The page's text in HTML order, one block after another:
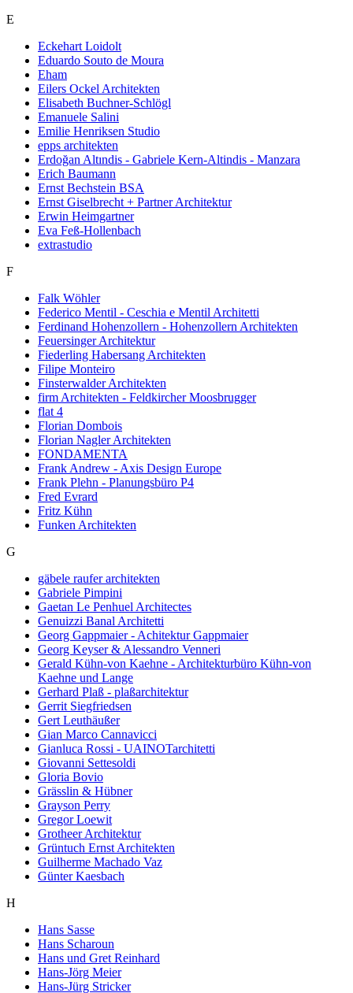
E
Eckehart Loidolt
Eduardo Souto de Moura
Eham
Eilers Ockel Architekten
Elisabeth Buchner-Schlögl
Emanuele Salini
Emilie Henriksen Studio
epps architekten
Erdoğan Altındis - Gabriele Kern-Altindis - Manzara
Erich Baumann
Ernst Bechstein BSA
Ernst Giselbrecht + Partner Architektur
Erwin Heimgartner
Eva Feß-Hollenbach
extrastudio
F
Falk Wöhler
Federico Mentil - Ceschia e Mentil Architetti
Ferdinand Hohenzollern - Hohenzollern Architekten
Feuersinger Architektur
Fiederling Habersang Architekten
Filipe Monteiro
Finsterwalder Architekten
firm Architekten - Feldkircher Moosbrugger
flat 4
Florian Dombois
Florian Nagler Architekten
FONDAMENTA
Frank Andrew - Axis Design Europe
Frank Plehn - Planungsbüro P4
Fred Evrard
Fritz Kühn
Funken Architekten
G
gäbele raufer architekten
Gabriele Pimpini
Gaetan Le Penhuel Architectes
Genuizzi Banal Architetti
Georg Gappmaier - Achitektur Gappmaier
Georg Keyser & Alessandro Venneri
Gerald Kühn-von Kaehne - Architekturbüro Kühn-von
Kaehne und Lange
Gerhard Plaß - plaßarchitektur
Gerrit Siegfriedsen
Gert Leuthäußer
Gian Marco Cannavicci
Gianluca Rossi - UAINOTarchitetti
Giovanni Settesoldi
Gloria Bovio
Grässlin & Hübner
Grayson Perry
Gregor Loewit
Grotheer Architektur
Grüntuch Ernst Architekten
Guilherme Machado Vaz
Günter Kaesbach
H
Hans Sasse
Hans Scharoun
Hans und Gret Reinhard
Hans-Jörg Meier
Hans-Jürg Stricker